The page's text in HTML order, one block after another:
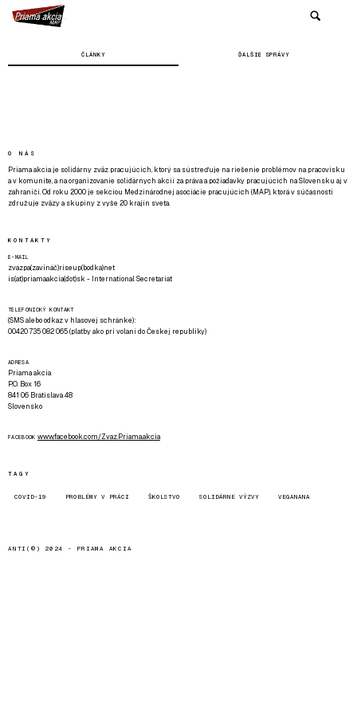
ČLÁNKY ĎALŠIE SPRÁVY
O NÁS
Priama akcia je solidárny zväz pracujúcich, ktorý sa sústreďuje na riešenie problémov na pracovisku
a v komunite, a na organizovanie solidárnych akcií za práva a požiadavky pracujúcich na Slovensku aj v
zahraničí. Od roku 2000 je sekciou Medzinárodnej asociácie pracujúcich (MAP), ktorá v súčasnosti
združuje zväzy a skupiny z vyše 20 krajín sveta.
KONTAKTY
E-MAIL
zvazpa(zavináč)riseup(bodka)net
is(at)priamaakcia(dot)sk - International Secretariat
TELEFONICKÝ KONTAKT
(SMS alebo odkaz v hlasovej schránke):
00420 735 082 065 (platby ako pri volaní do Českej republiky)
ADRESA
Priama akcia
P.O. Box 16
841 06 Bratislava 48
Slovensko
FACEBOOK www.facebook.com/Zvaz.Priama.akcia
TAGY
COVID-19 PROBLÉMY V PRÁCI ŠKOLSTVO SOLIDÁRNE VÝZVY VEGANANA
ANTI(©) 2024 - PRIAMA AKCIA